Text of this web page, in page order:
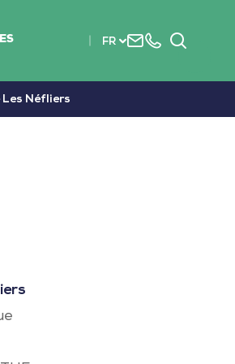
FR
Nous+33
Les Néfliers